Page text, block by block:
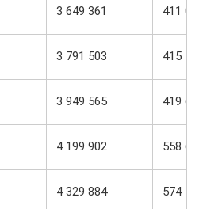
3 649 361 411 019
3 791 503 415 788
3 949 565 419 683
4 199 902 558 655
4 329 884 574 563